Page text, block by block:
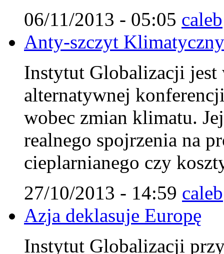
06/11/2013 - 05:05 caleb
Anty-szczyt
Instytut Globalizacji jest
alternatywnej
wobec zmian klimatu.
realnego spojrzenia na
cieplarnianego czy
27/10/2013 - 14:59 caleb
Azja deklasuje Europę
Instytut Globalizacji